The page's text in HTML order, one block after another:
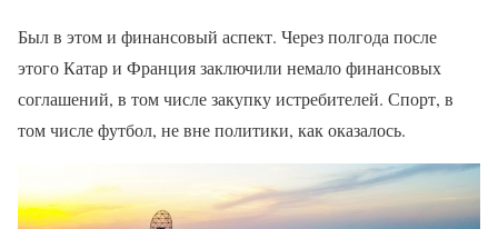
Был в этом и финансовый аспект. Через полгода после
этого Катар и Франция заключили немало финансовых
соглашений, в том числе закупку истребителей. Спорт, в
том числе футбол, не вне политики, как оказалось.